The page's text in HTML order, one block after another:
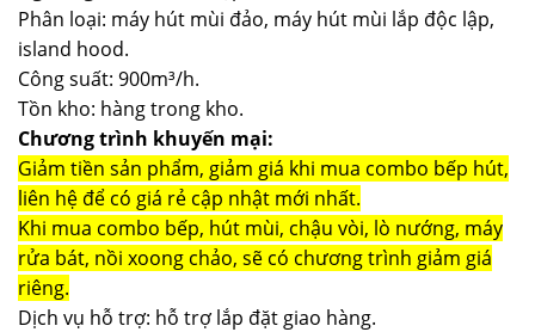
Phân loại: máy hút mùi đảo, máy hút mùi lắp độc lập,
island hood.
Công suất: 900m³/h.
Tồn kho: hàng trong kho.
Chương trình khuyến mại:
Giảm tiền sản phẩm, giảm giá khi mua combo bếp hút,
liên hệ để có giá rẻ cập nhật mới nhất.
Khi mua combo bếp, hút mùi, chậu vòi, lò nướng, máy
rửa bát, nồi xoong chảo, sẽ có chương trình giảm giá
riêng.
Dịch vụ hỗ trợ: hỗ trợ lắp đặt giao hàng.